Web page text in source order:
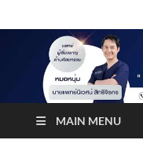
MAIN MENU